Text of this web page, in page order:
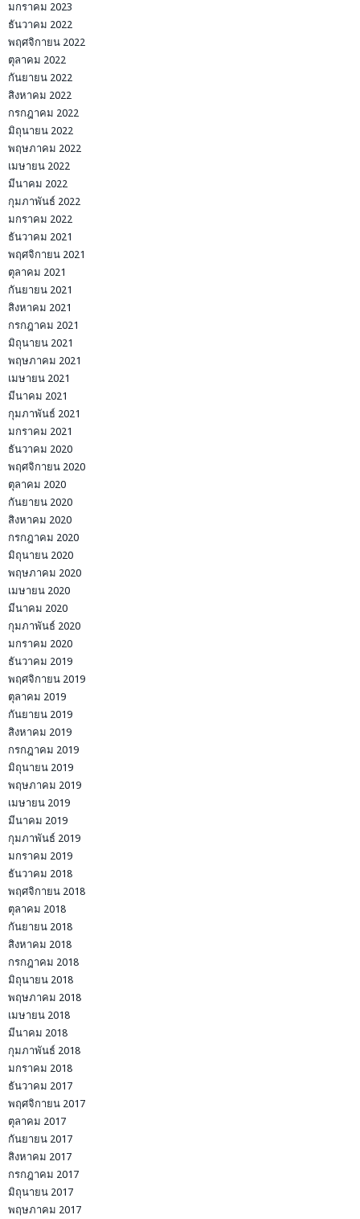
มกราคม 2023
ธันวาคม 2022
พฤศจิกายน 2022
ตุลาคม 2022
กันยายน 2022
สิงหาคม 2022
กรกฎาคม 2022
มิถุนายน 2022
พฤษภาคม 2022
เมษายน 2022
มีนาคม 2022
กุมภาพันธ์ 2022
มกราคม 2022
ธันวาคม 2021
พฤศจิกายน 2021
ตุลาคม 2021
กันยายน 2021
สิงหาคม 2021
กรกฎาคม 2021
มิถุนายน 2021
พฤษภาคม 2021
เมษายน 2021
มีนาคม 2021
กุมภาพันธ์ 2021
มกราคม 2021
ธันวาคม 2020
พฤศจิกายน 2020
ตุลาคม 2020
กันยายน 2020
สิงหาคม 2020
กรกฎาคม 2020
มิถุนายน 2020
พฤษภาคม 2020
เมษายน 2020
มีนาคม 2020
กุมภาพันธ์ 2020
มกราคม 2020
ธันวาคม 2019
พฤศจิกายน 2019
ตุลาคม 2019
กันยายน 2019
สิงหาคม 2019
กรกฎาคม 2019
มิถุนายน 2019
พฤษภาคม 2019
เมษายน 2019
มีนาคม 2019
กุมภาพันธ์ 2019
มกราคม 2019
ธันวาคม 2018
พฤศจิกายน 2018
ตุลาคม 2018
กันยายน 2018
สิงหาคม 2018
กรกฎาคม 2018
มิถุนายน 2018
พฤษภาคม 2018
เมษายน 2018
มีนาคม 2018
กุมภาพันธ์ 2018
มกราคม 2018
ธันวาคม 2017
พฤศจิกายน 2017
ตุลาคม 2017
กันยายน 2017
สิงหาคม 2017
กรกฎาคม 2017
มิถุนายน 2017
พฤษภาคม 2017